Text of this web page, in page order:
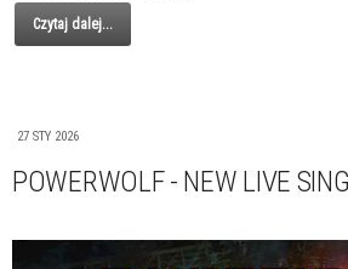
Czytaj dalej...
27 STY 2026
POWERWOLF - NEW LIVE